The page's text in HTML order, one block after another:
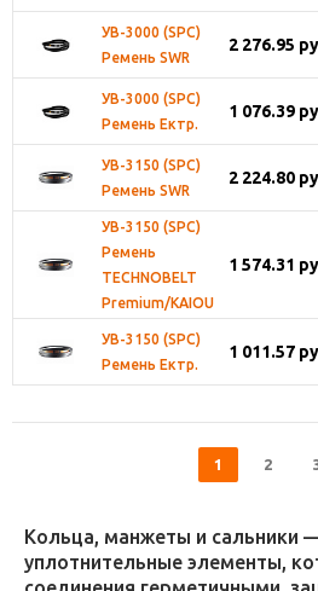
УВ-3000 (SPC)
Ремень SWR
2 276.95
УВ-3000 (SPC)
Ремень Ектр.
1 076.39
УВ-3150 (SPC)
Ремень SWR
2 224.80
УВ-3150 (SPC)
Ремень
TECHNOBELT
Premium/KAIOU
1 574.31
УВ-3150 (SPC)
Ремень Ектр.
1 011.57
1 2
Кольца, манжеты и сальники
уплотнительные элементы,